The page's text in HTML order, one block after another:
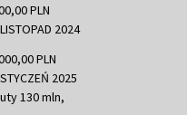
PLN
2024
PLN
2025
130 mln,